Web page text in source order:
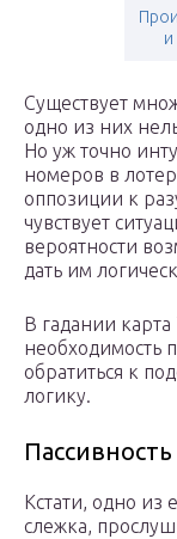
Существует
одно из них
Но уж точно
номеров в
оппозиции к
чувствует
вероятности
дать им
В гадании
необходимость
обратиться к
логику.
Пассивность
Кстати, одно из
слежка,